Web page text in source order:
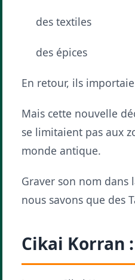
des textiles
des épices
En retour, ils
Mais cette nouvelle
se limitaient pas aux
monde antique.
Graver son nom dans
nous savons que des
Cikai Korran